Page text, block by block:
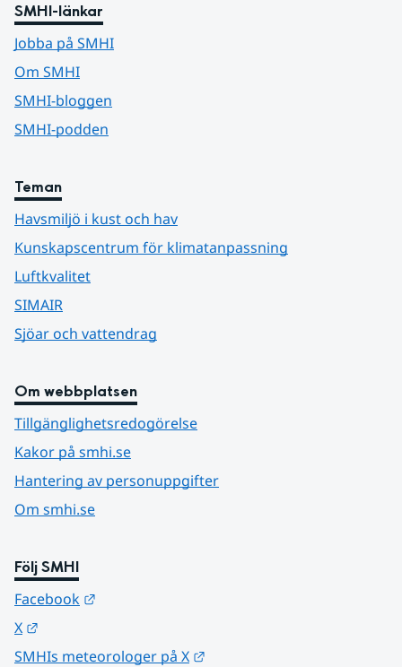
SMHI-länkar
Jobba på SMHI
Om SMHI
SMHI-bloggen
SMHI-podden
Teman
Havsmiljö i kust och hav
Kunskapscentrum för klimatanpassning
Luftkvalitet
SIMAIR
Sjöar och vattendrag
Om webbplatsen
Tillgänglighetsredogörelse
Kakor på smhi.se
Hantering av personuppgifter
Om smhi.se
Följ SMHI
Facebook
X
SMHIs meteorologer på X